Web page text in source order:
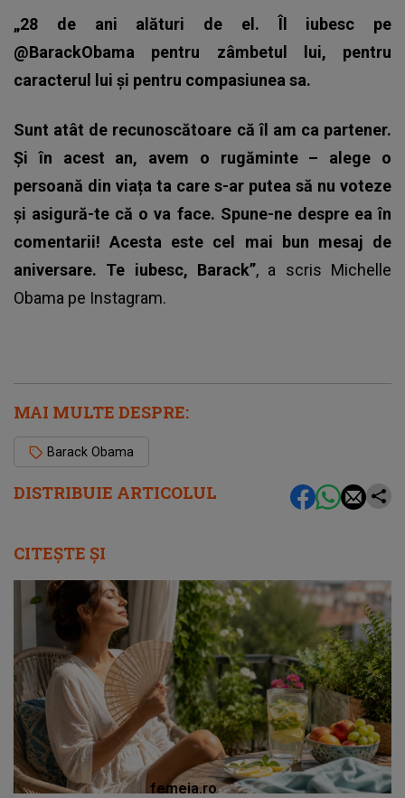
DISTRIBUIE ARTICOLUL
„28 de ani alături de el. Îl iubesc pe
@BarackObama pentru zâmbetul lui, pentru
caracterul lui și pentru compasiunea sa.
Sunt atât de recunoscătoare că îl am ca partener.
Și în acest an, avem o rugăminte – alege o
persoană din viața ta care s-ar putea să nu voteze
și asigură-te că o va face. Spune-ne despre ea în
comentarii! Acesta este cel mai bun mesaj de
aniversare. Te iubesc, Barack”, a scris Michelle
Obama pe Instagram.
MAI MULTE DESPRE:
Barack Obama
CITEȘTE ȘI
femeia.ro